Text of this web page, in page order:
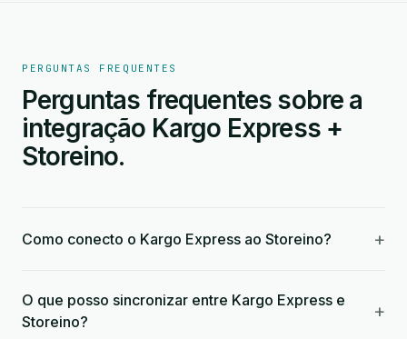
PERGUNTAS FREQUENTES
Perguntas frequentes sobre a
integração Kargo Express +
Storeino.
Como conecto o Kargo Express ao Storeino? +
O que posso sincronizar entre Kargo Express e
Storeino?
+